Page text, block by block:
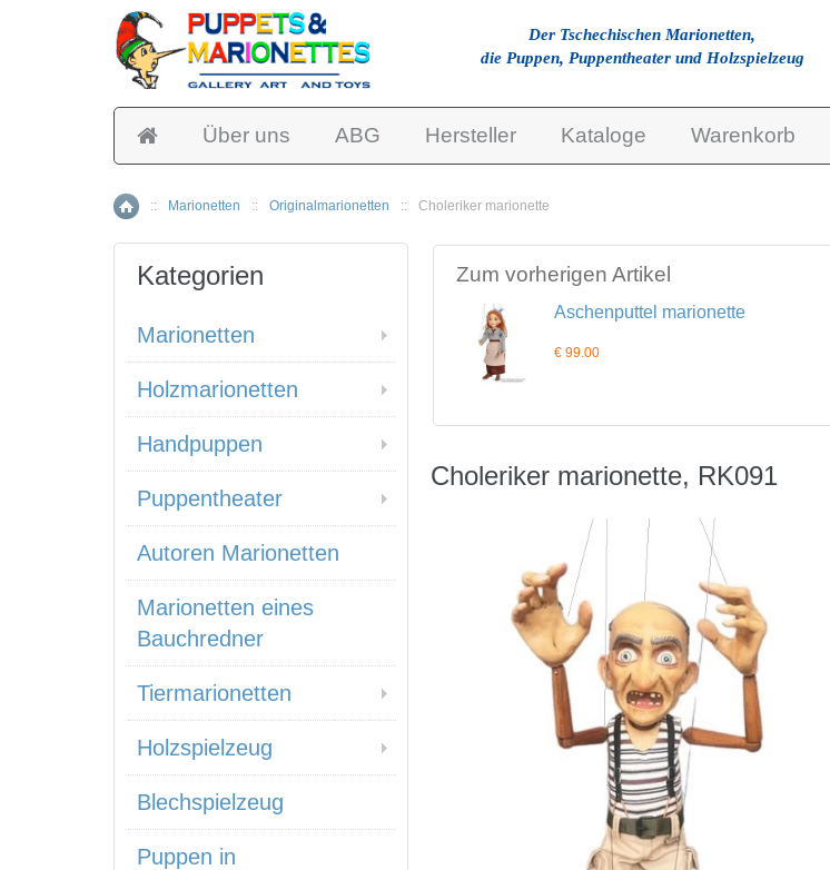
Über uns ABG Hersteller Kataloge Warenkorb
Home
:: Marionetten :: Originalmarionetten :: Choleriker marionette
Zum vorherigen Artikel
Aschenputtel marionette
€ 99.00
Choleriker marionette, RK091
Kategorien
Marionetten
Holzmarionetten
Handpuppen
Puppentheater
Autoren Marionetten
Marionetten eines
Bauchredner
Tiermarionetten
Holzspielzeug
Blechspielzeug
Puppen in
Der Tschechischen Marionetten,
die Puppen, Puppentheater und Holzspielzeug